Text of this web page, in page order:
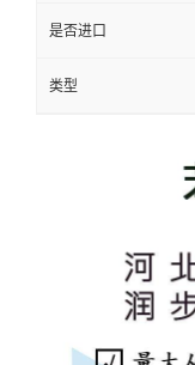
是否进口
类型